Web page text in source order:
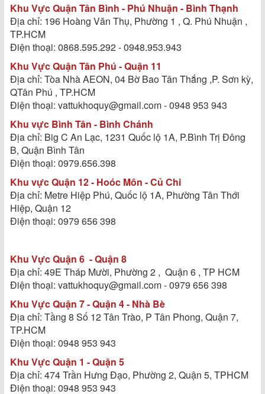
Khu Vực Quận Tân Bình - Phú Nhuận - Bình Thạnh
Địa chỉ: 196 Hoàng Văn Thụ, Phường 1 , Q. Phú Nhuận ,
TP.HCM
Điện thoại: 0868.595.292 - 0948.953.943
Khu Vực Quận Tân Phú - Quận 11
Địa chỉ: Tòa Nhà AEON, 04 Bờ Bao Tân Thắng ,P. Sơn kỳ,
QTân Phú , TP.HCM
Điện thoại: vattukhoquy@gmail.com - 0948 953 943
Khu vực Bình Tân - Bình Chánh
Địa chỉ: Big C An Lạc, 1231 Quốc lộ 1A, P.Bình Trị Đông
B, Quận Bình Tân
Điện thoại: 0979.656.398
Khu vực Quận 12 - Hoóc Môn - Củ Chi
Địa chỉ: Metre Hiệp Phú, Quốc lộ 1A, Phường Tân Thới
Hiệp, Quận 12
Điện thoại: 0979 656 398
Khu Vực Quận 6 - Quận 8
Địa chỉ: 49E Tháp Mười, Phường 2 , Quận 6 , TP HCM
Điện thoại: vattukhoquy@gmail.com - 0979 656 398
Khu Vực Quận 7 - Quận 4 - Nhà Bè
Địa chỉ: Tầng 8 Số 12 Tân Trào, P Tân Phong, Quận 7,
TP.HCM
Điện thoại: 0948 953 943
Khu Vực Quận 1 - Quận 5
Địa chỉ: 474 Trần Hưng Đạo, Phường 2, Quận 5, TPHCM
Điện thoại: 0948 953 943